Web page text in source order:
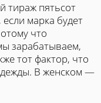
тираж пятьсот
марка будет
что
зарабатываем,
тот фактор, что
В женском —